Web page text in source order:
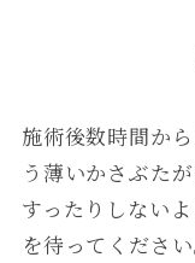
施術後数時間か
う薄いかさぶた
すったりしない
を待ってくださ